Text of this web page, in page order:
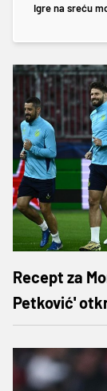
Igre na sreću
Recept za
Petković'